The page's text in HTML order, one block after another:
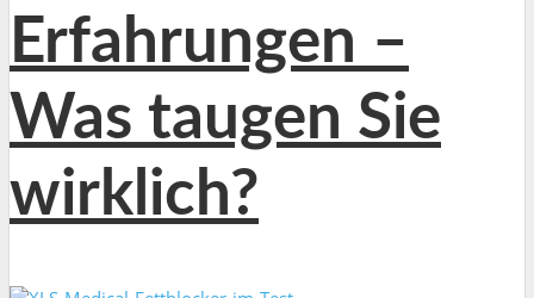
Erfahrungen –
Was taugen Sie
wirklich?